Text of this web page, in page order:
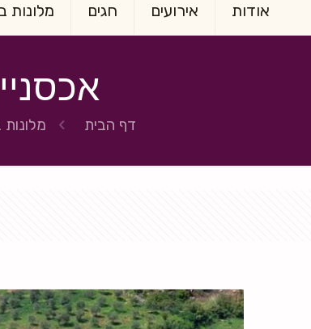
אודות אירועים חגים מלונות
דף הבית מלונות